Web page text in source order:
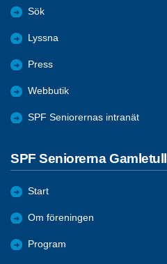
Sök
Lyssna
Press
Webbutik
SPF Seniorernas intranät
SPF Seniorerna Gamletull
Start
Om föreningen
Program